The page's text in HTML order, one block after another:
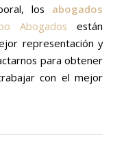
los abogados
Abogados están
representación y
para obtener
con el mejor